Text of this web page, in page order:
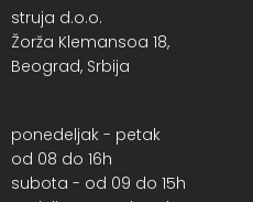
struja d.o.o.
Žorža Klemansoa 18,
Beograd, Srbija
ponedeljak - petak
od 08 do 16h
subota - od 09 do 15h